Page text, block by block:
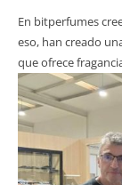
En bitperfumes
eso, han creado
que ofrece